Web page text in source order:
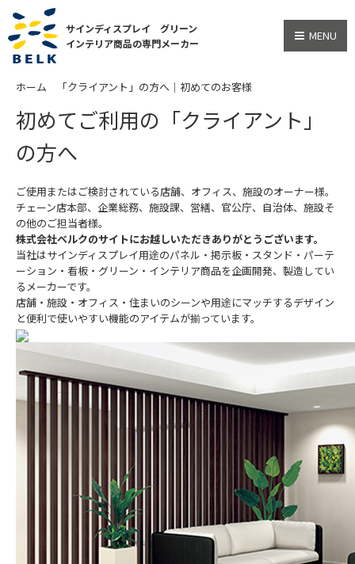
サインディスプレイ グリーン
インテリア商品の専門メーカー
MENU
ホーム 「クライアント」の方へ｜初めてのお客様
初めてご利用の「クライアント」
の方へ
ご使用またはご検討されている店舗、オフィス、施設のオーナー様。
チェーン店本部、企業総務、施設課、営繕、官公庁、自治体、施設そ
の他のご担当者様。
株式会社ベルクのサイトにお越しいただきありがとうございます。
当社はサインディスプレイ用途のパネル・掲示板・スタンド・パーテ
ーション・看板・グリーン・インテリア商品を企画開発、製造してい
るメーカーです。
店舗・施設・オフィス・住まいのシーンや用途にマッチするデザイン
と便利で使いやすい機能のアイテムが揃っています。